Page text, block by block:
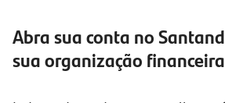
Abra sua conta no
sua organização financeira